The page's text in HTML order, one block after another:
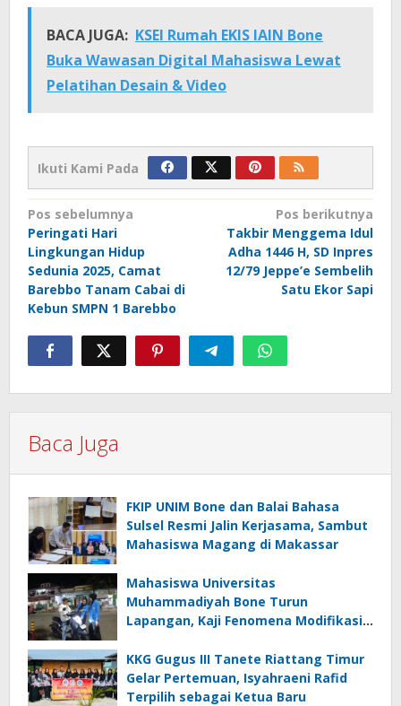
BACA JUGA: KSEI Rumah EKIS IAIN Bone
Buka Wawasan Digital Mahasiswa Lewat
Pelatihan Desain & Video
Ikuti Kami Pada
Navigasi
pos
Pos sebelumnya
Peringati Hari
Lingkungan Hidup
Sedunia 2025, Camat
Barebbo Tanam Cabai di
Kebun SMPN 1 Barebbo
Pos berikutnya
Takbir Menggema Idul
Adha 1446 H, SD Inpres
12/79 Jeppe’e Sembelih
Satu Ekor Sapi
Baca Juga
FKIP UNIM Bone dan Balai Bahasa
Sulsel Resmi Jalin Kerjasama, Sambut
Mahasiswa Magang di Makassar
Mahasiswa Universitas
Muhammadiyah Bone Turun
Lapangan, Kaji Fenomena Modifikasi
FOTOFOBIA
KKG Gugus III Tanete Riattang Timur
Gelar Pertemuan, Isyahraeni Rafid
Terpilih sebagai Ketua Baru